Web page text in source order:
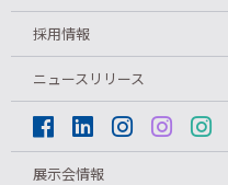
採用情報
ニュースリリース
展示会情報